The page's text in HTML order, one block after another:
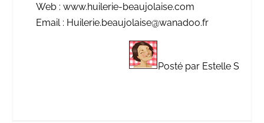
Web : www.huilerie-beaujolaise.com
Email : Huilerie.beaujolaise@wanadoo.fr
Posté par Estelle S